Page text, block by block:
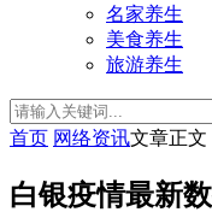
名家养生
美食养生
旅游养生
首页 网络资讯文章正文
白银疫情最新